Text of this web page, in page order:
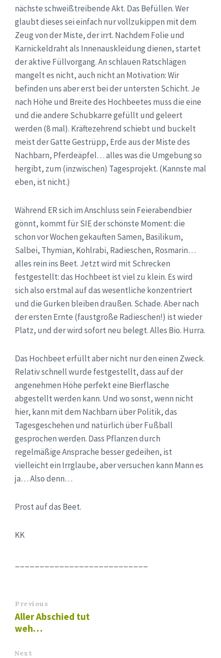
nächste schweißtreibende Akt. Das Befüllen. Wer
glaubt dieses sei einfach nur vollzukippen mit dem
Zeug von der Miste, der irrt. Nachdem Folie und
Karnickeldraht als Innenauskleidung dienen, startet
der aktive Füllvorgang. An schlauen Ratschlägen
mangelt es nicht, auch nicht an Motivation: Wir
befinden uns aber erst bei der untersten Schicht. Je
nach Höhe und Breite des Hochbeetes muss die eine
und die andere Schubkarre gefüllt und geleert
werden (8 mal). Kräftezehrend schiebt und buckelt
meist der Gatte Gestrüpp, Erde aus der Miste des
Nachbarn, Pferdeäpfel… alles was die Umgebung so
hergibt, zum (inzwischen) Tagesprojekt. (Kannste mal
eben, ist nicht.)
Während ER sich im Anschluss sein Feierabendbier
gönnt, kommt für SIE der schönste Moment: die
schon vor Wochen gekauften Samen, Basilikum,
Salbei, Thymian, Kohlrabi, Radieschen, Rosmarin…
alles rein ins Beet. Jetzt wird mit Schrecken
festgestellt: das Hochbeet ist viel zu klein. Es wird
sich also erstmal auf das wesentliche konzentriert
und die Gurken bleiben draußen. Schade. Aber nach
der ersten Ernte (faustgroße Radieschen!) ist wieder
Platz, und der wird sofort neu belegt. Alles Bio. Hurra.
Das Hochbeet erfüllt aber nicht nur den einen Zweck.
Relativ schnell wurde festgestellt, dass auf der
angenehmen Höhe perfekt eine Bierflasche
abgestellt werden kann. Und wo sonst, wenn nicht
hier, kann mit dem Nachbarn über Politik, das
Tagesgeschehen und natürlich über Fußball
gesprochen werden. Dass Pflanzen durch
regelmäßige Ansprache besser gedeihen, ist
vielleicht ein Irrglaube, aber versuchen kann Mann es
ja… Also denn…
Prost auf das Beet.
KK
Previous
Aller Abschied tut
weh…
Next